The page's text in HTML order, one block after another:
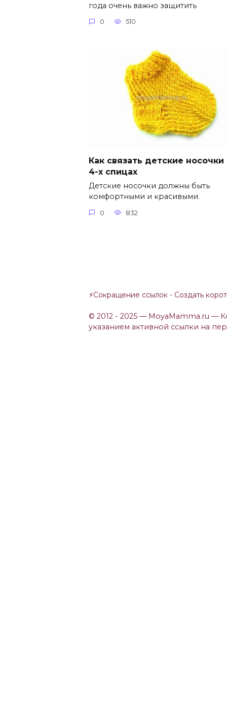
года очень важно защитить
0 510
Как связать детские носочки
4-х спицах
Детские носочки должны быть
комфортными и красивыми.
0 832
⚡Сокращение ссылок - Создать
© 2012 - 2025 — MoyaMamma.ru —
указанием активной ссылки на